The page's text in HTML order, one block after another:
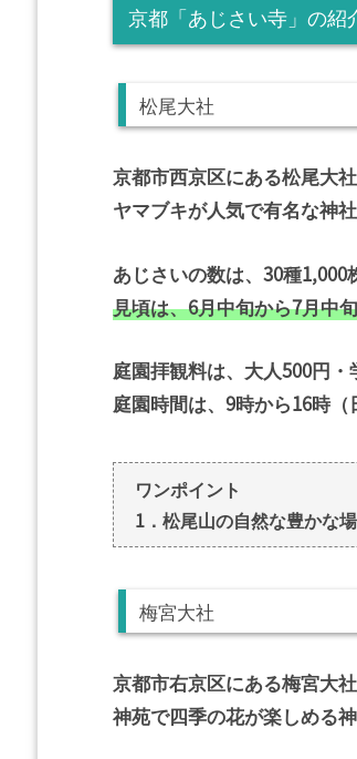
京都「あじさい寺」の紹
松尾大社
京都市西京区にある松尾大社
ヤマブキが人気で有名な神社
あじさいの数は、30種1,000
見頃は、6月中旬から7月中
庭園拝観料は、大人500円・
庭園時間は、9時から16時（
ワンポイント
1．松尾山の自然な豊かな
梅宮大社
京都市右京区にある梅宮大社
神苑で四季の花が楽しめる神